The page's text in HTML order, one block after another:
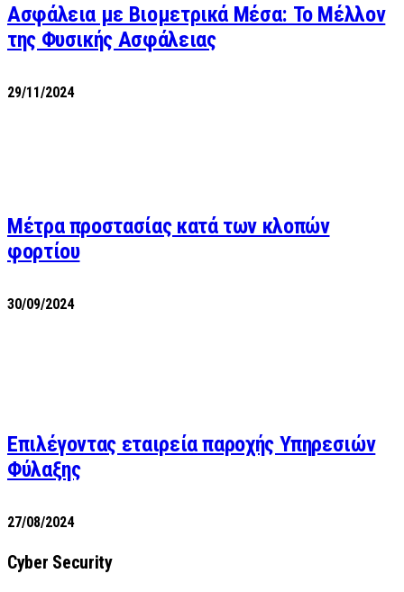
Ασφάλεια με Βιομετρικά Μέσα: Το Μέλλον
της Φυσικής Ασφάλειας
29/11/2024
Μέτρα προστασίας κατά των κλοπών
φορτίου
30/09/2024
Επιλέγοντας εταιρεία παροχής Υπηρεσιών
Φύλαξης
27/08/2024
Cyber Security